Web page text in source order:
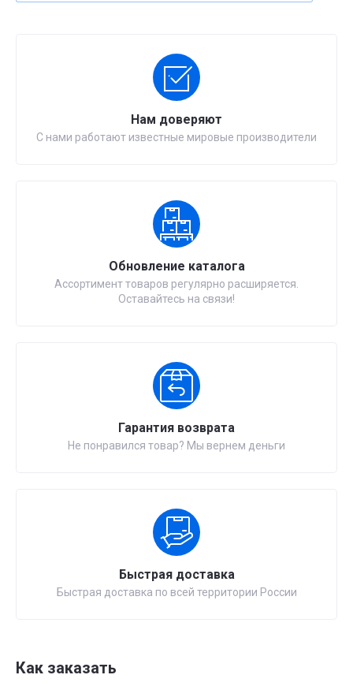
Нам доверяют
С нами работают известные мировые производители
Обновление каталога
Ассортимент товаров регулярно расширяется.
Оставайтесь на связи!
Гарантия возврата
Не понравился товар? Мы вернем деньги
Быстрая доставка
Быстрая доставка по всей территории России
Как заказать